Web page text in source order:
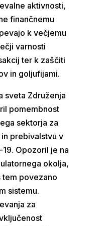
aktivnosti,
finančnemu
k večjemu
varnosti
ter k zaščiti
in goljufijami.
sveta Združenja
pomembnost
sektorja za
prebivalstvu v
Opozoril je na
okolja,
tem povezano
sistemu.
za